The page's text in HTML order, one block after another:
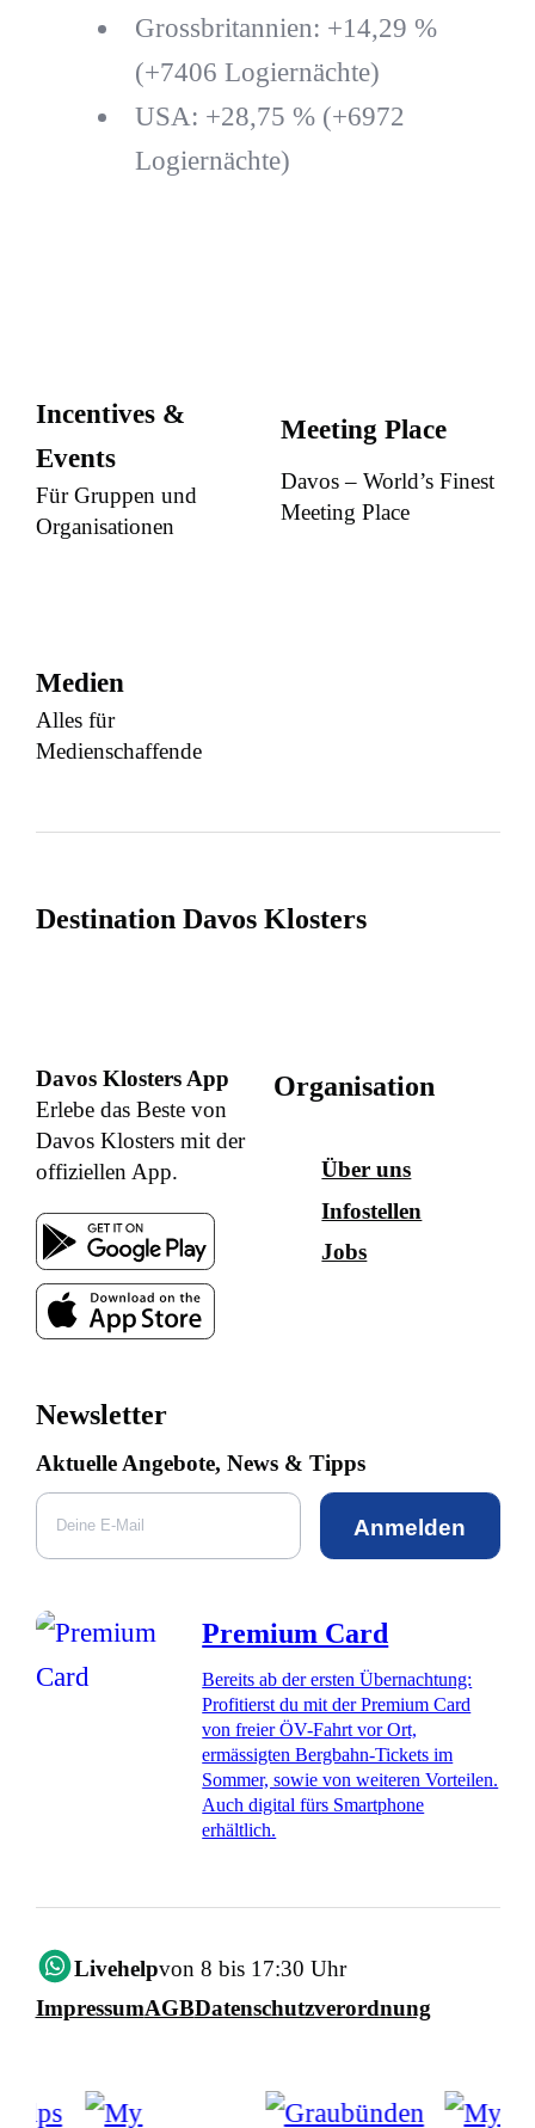
Grossbritannien: +14,29 %
(+7406 Logiernächte)
USA: +28,75 % (+6972
Logiernächte)
Incentives &
Events
Für Gruppen und
Organisationen
Meeting Place
Davos – World’s Finest
Meeting Place
Medien
Alles für
Medienschaffende
Destination Davos Klosters
Davos Klosters App
Erlebe das Beste von
Davos Klosters mit der
offiziellen App.
Organisation
Über uns
Infostellen
Jobs
Newsletter
Aktuelle Angebote, News & Tipps
Anmelden
Premium Card
Bereits ab der ersten Übernachtung:
Profitierst du mit der Premium Card
von freier ÖV-Fahrt vor Ort,
ermässigten Bergbahn-Tickets im
Sommer, sowie von weiteren Vorteilen.
Auch digital fürs Smartphone
erhältlich.
Livehelpvon 8 bis 17:30 Uhr
ImpressumAGBDatenschutzverordnung